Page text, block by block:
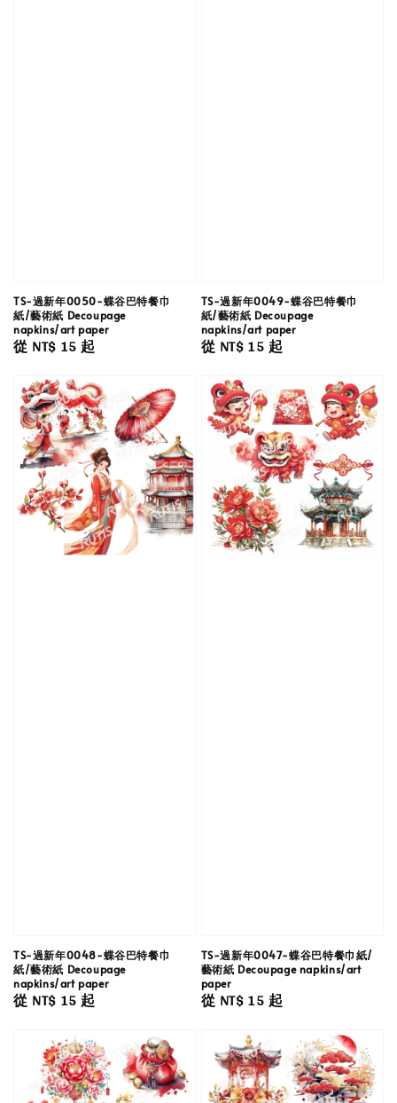
TS-過新年0050-蝶谷巴特餐巾
紙/藝術紙 Decoupage
napkins/art paper
Regular
從 NT$ 15起
TS-過新年0049-蝶谷巴特餐巾
紙/藝術紙 Decoupage
napkins/art paper
Regular
從 NT$ 15起
TS-過新年0048-蝶谷巴特餐巾
紙/藝術紙 Decoupage
napkins/art paper
Regular
從 NT$ 15起
TS-過新年0047-蝶谷巴特餐巾紙/
藝術紙 Decoupage napkins/art
paper
Regular
從 NT$ 15起